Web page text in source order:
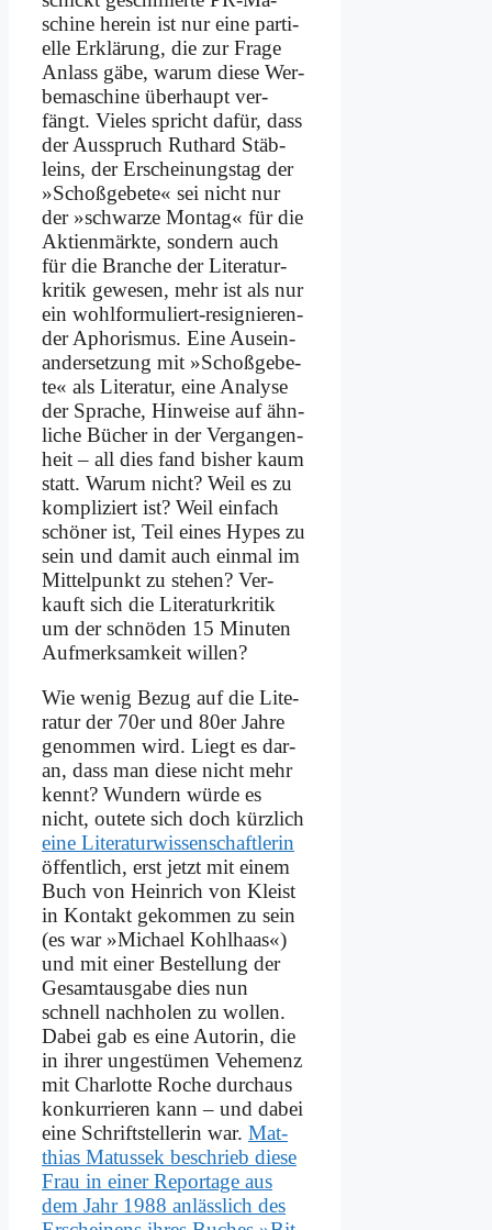
schi­ne her­ein ist nur ei­ne par­ti­
el­le Er­klä­rung, die zur Fra­ge
An­lass gä­be, war­um die­se Wer­
be­ma­schi­ne über­haupt ver­
fängt. Vie­les spricht da­für, dass
der Aus­spruch Rut­hard Stäb­
leins, der Er­schei­nungs­tag der
»Schoß­ge­be­te« sei nicht nur
der »schwar­ze Mon­tag« für die
Ak­ti­en­märk­te, son­dern auch
für die Bran­che der Li­te­ra­tur­
kri­tik ge­we­sen, mehr ist als nur
ein wohl­for­mu­liert-re­si­gnie­ren­
der Apho­ris­mus. Ei­ne Aus­ein­
an­der­set­zung mit »Schoß­ge­be­
te« als Li­te­ra­tur, ei­ne Ana­ly­se
der Spra­che, Hin­wei­se auf ähn­
li­che Bü­cher in der Ver­gan­gen­
heit – all dies fand bis­her kaum
statt. War­um nicht? Weil es zu
kom­pli­ziert ist? Weil ein­fach
schö­ner ist, Teil ei­nes Hy­pes zu
sein und da­mit auch ein­mal im
Mit­tel­punkt zu ste­hen? Ver­
kauft sich die Li­te­ra­tur­kri­tik
um der schnö­den 15 Mi­nu­ten
Auf­merk­sam­keit wil­len?
Wie we­nig Be­zug auf die Li­te­
ra­tur der 70er und 80er Jah­re
ge­nom­men wird. Liegt es dar­
an, dass man die­se nicht mehr
kennt? Wun­dern wür­de es
nicht, oute­te sich doch kürz­lich
ei­ne Li­te­ra­tur­wis­sen­schaft­le­rin
öf­fent­lich, erst jetzt mit ei­nem
Buch von Hein­rich von Kleist
in Kon­takt ge­kom­men zu sein
(es war »Mi­cha­el Kohl­haas«)
und mit ei­ner Be­stel­lung der
Ge­samt­aus­ga­be dies nun
schnell nach­ho­len zu wol­len.
Da­bei gab es ei­ne Au­torin, die
in ih­rer un­ge­stü­men Ve­he­menz
mit Char­lot­te Ro­che durch­aus
kon­kur­rie­ren kann – und da­bei
ei­ne Schrift­stel­le­rin war. Mat­
thi­as Ma­tus­sek be­schrieb die­se
Frau in ei­ner Re­por­ta­ge aus
dem Jahr 1988 an­läss­lich des